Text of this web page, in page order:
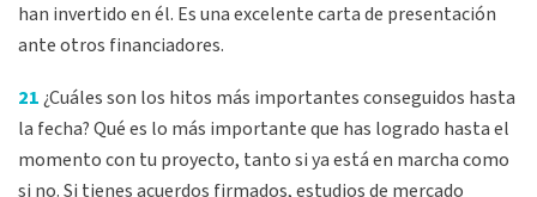
han invertido en él. Es una excelente carta de presentación
ante otros financiadores.
21¿Cuáles son los hitos más importantes conseguidos hasta
la fecha? Qué es lo más importante que has logrado hasta el
momento con tu proyecto, tanto si ya está en marcha como
si no. Si tienes acuerdos firmados, estudios de mercado